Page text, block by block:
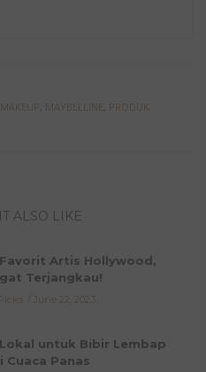
MAKEUP, MAYBELLINE , PRODUK
ALSO LIKE
Artis Hollywood,
Terjangkau!
June 22, 2023
untuk Bibir Lembap
Cuaca Panas